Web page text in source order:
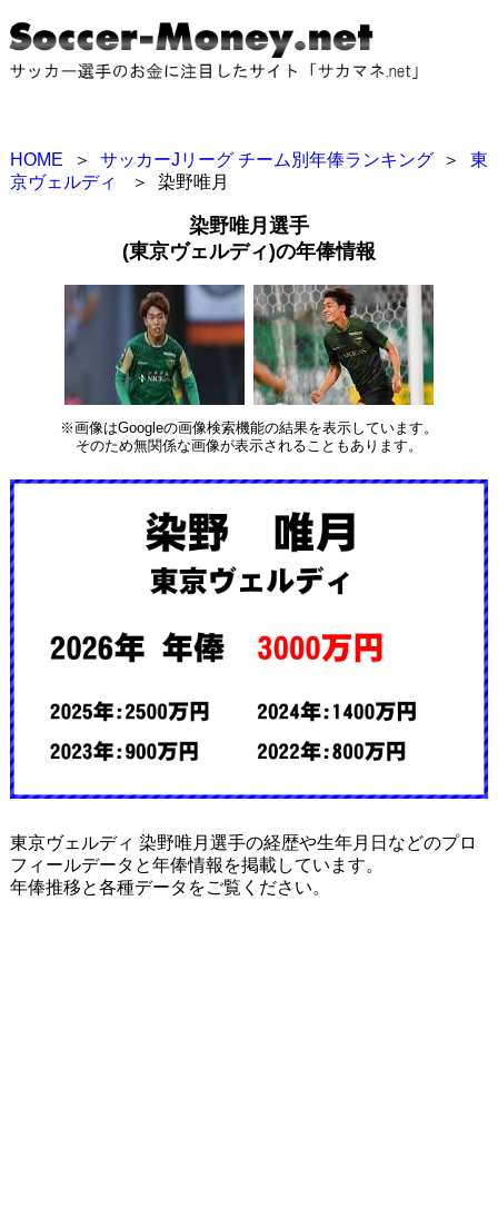
HOME ＞ サッカーJリーグ チーム別年俸ランキング ＞
東
京ヴェルディ
＞ 染野唯月
染野唯月選手
(東京ヴェルディ)の年俸情報
※画像はGoogleの画像検索機能の結果を表示しています。
そのため無関係な画像が表示されることもあります。
東京ヴェルディ 染野唯月選手の経歴や生年月日などのプロ
フィールデータと年俸情報を掲載しています。
年俸推移と各種データをご覧ください。